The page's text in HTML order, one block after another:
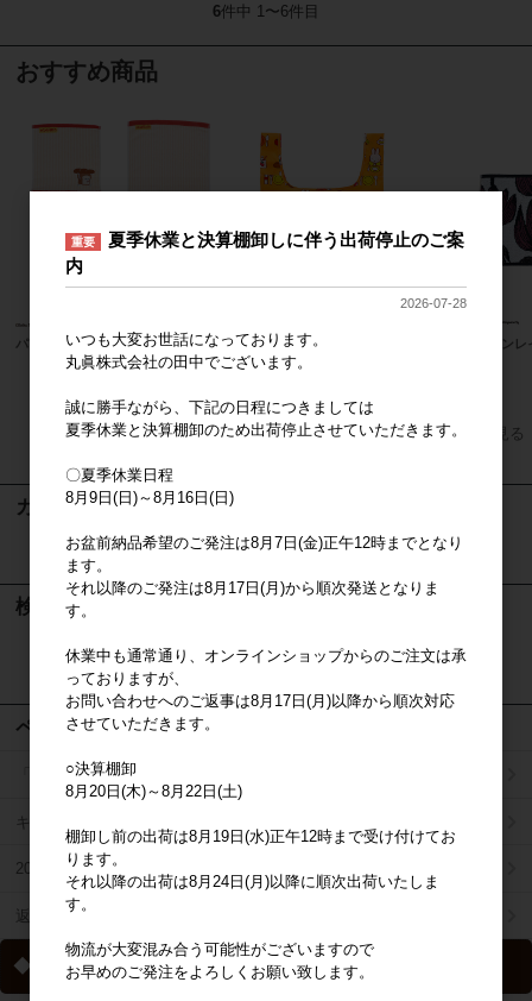
6件中 1〜6件目
おすすめ商品
パンどろぼう
miffy ミッフィー たのしい食卓 エコ
バッグ
フィン
すべてのおすすめ商品を見る
カート
カートは空です
検索
検索
ページメニュー
「掛け払い決済」のご案内
キャラジャン
2025年秋冬商品リスト
返品特約について
◆ 送料について
重要
夏季休業と決算棚卸しに伴う出荷停止のご案
内
2026-07-28
いつも大変お世話になっております。
丸眞株式会社の田中でございます。
誠に勝手ながら、下記の日程につきましては
夏季休業と決算棚卸のため出荷停止させていただきます。
〇夏季休業日程
8月9日(日)～8月16日(日)
お盆前納品希望のご発注は8月7日(金)正午12時までとなり
ます。
それ以降のご発注は8月17日(月)から順次発送となりま
す。
休業中も通常通り、オンラインショップからのご注文は承
っておりますが、
お問い合わせへのご返事は8月17日(月)以降から順次対応
させていただきます。
○決算棚卸
8月20日(木)～8月22日(土)
棚卸し前の出荷は8月19日(水)正午12時まで受け付けてお
ります。
それ以降の出荷は8月24日(月)以降に順次出荷いたしま
す。
物流が大変混み合う可能性がございますので
お早めのご発注をよろしくお願い致します。